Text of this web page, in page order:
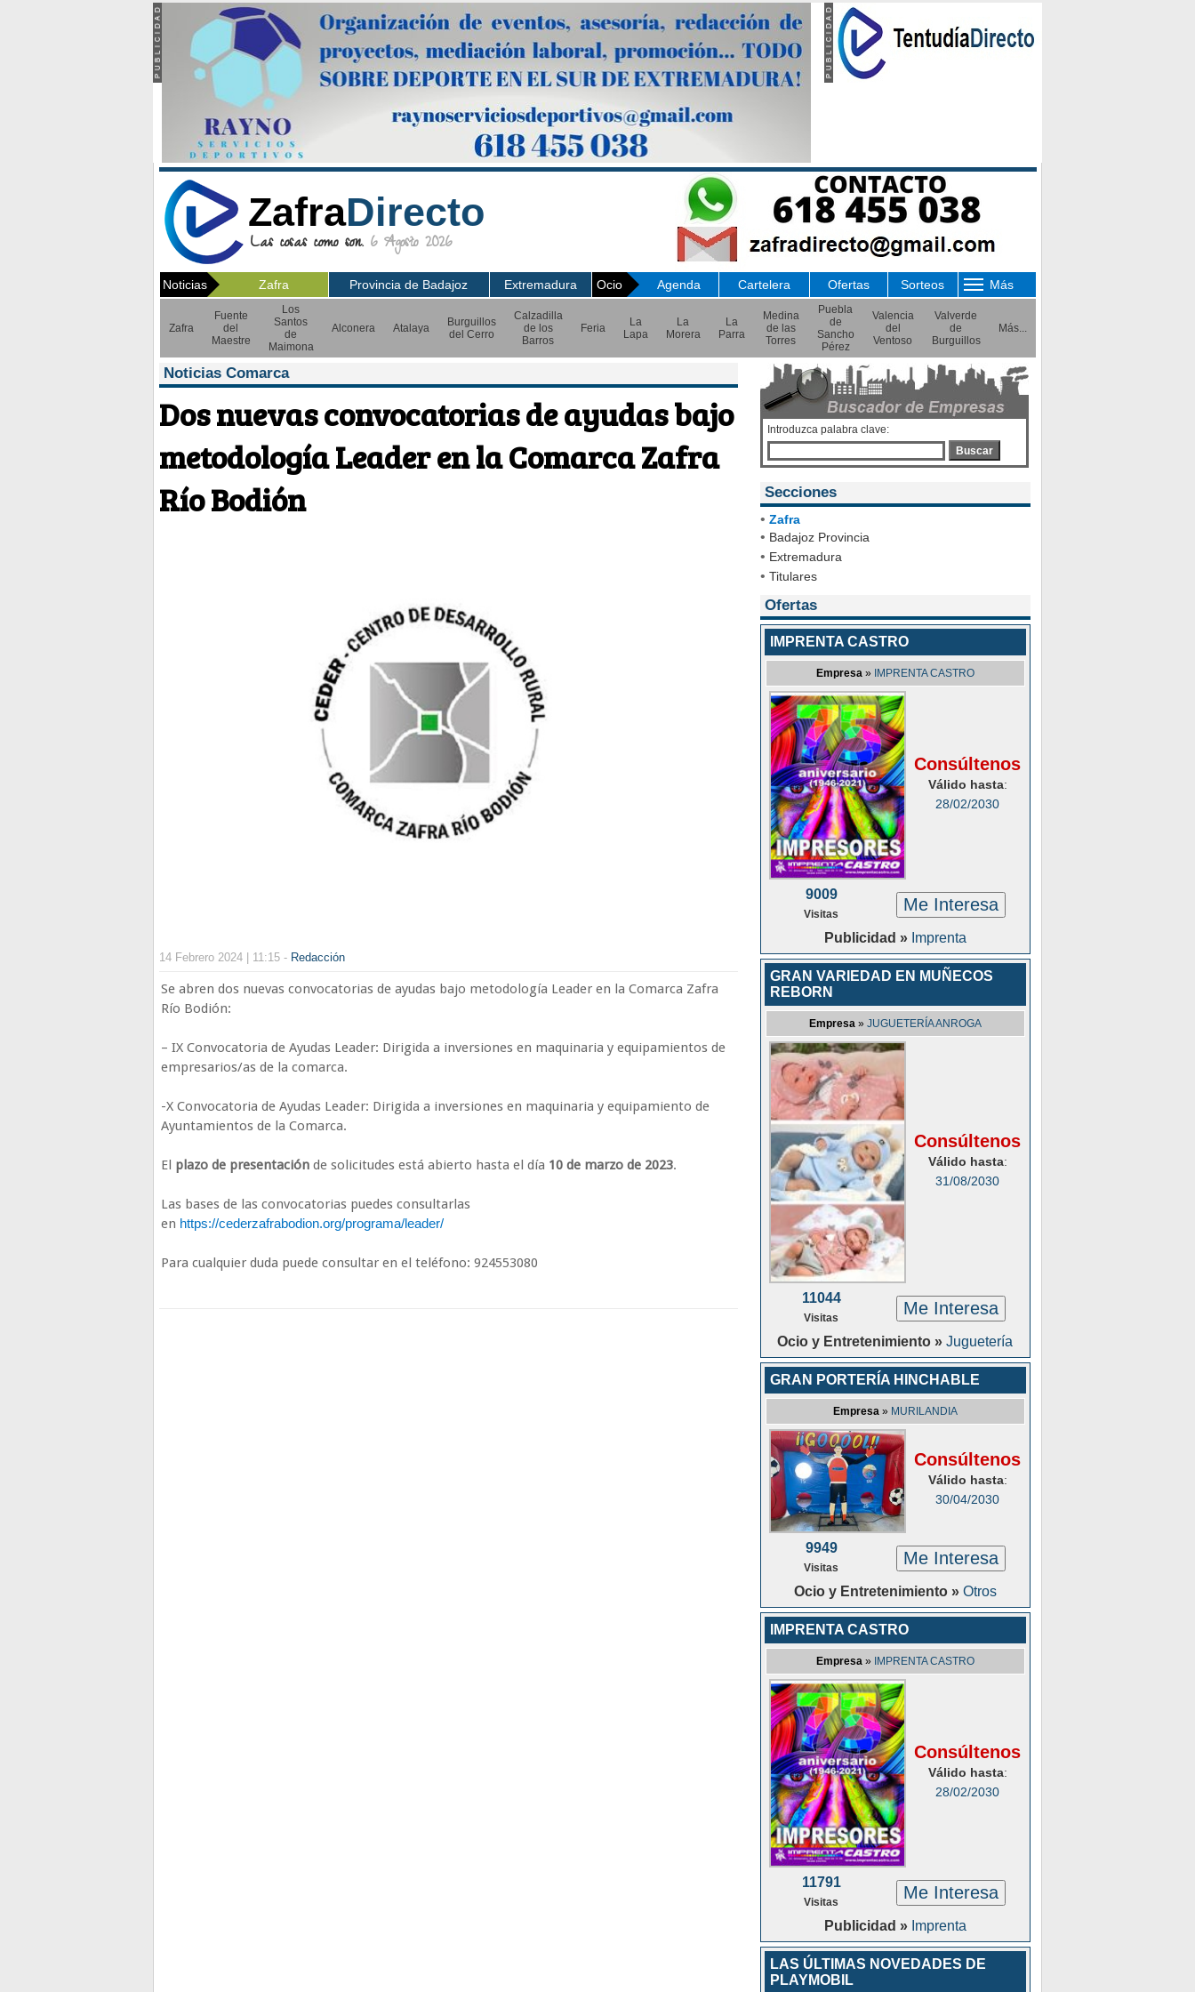
ZafraDirecto
Las cosas como son.6 Agosto 2026
Noticias Zafra Provincia de Badajoz Extremadura Ocio Agenda Cartelera Ofertas Sorteos Más
Zafra
Fuente
del
Maestre
Los
Santos
de
Maimona
Alconera Atalaya
Burguillos
del Cerro
Calzadilla
de los
Barros
Feria
La
Lapa
La
Morera
La
Parra
Medina
de las
Torres
Puebla
de
Sancho
Pérez
Valencia
del
Ventoso
Valverde
de
Burguillos
Más...
Noticias Comarca
Dos nuevas convocatorias de ayudas bajo
metodología Leader en la Comarca Zafra
Río Bodión
14 Febrero 2024 | 11:15 - Redacción
Se abren dos nuevas convocatorias de ayudas bajo metodología Leader en la Comarca Zafra
Río Bodión:
– IX Convocatoria de Ayudas Leader: Dirigida a inversiones en maquinaria y equipamientos de
empresarios/as de la comarca.
-X Convocatoria de Ayudas Leader: Dirigida a inversiones en maquinaria y equipamiento de
Ayuntamientos de la Comarca.
El plazo de presentaciónde solicitudes está abierto hasta el día 10 de marzo de 2023.
Las bases de las convocatorias puedes consultarlas
en https://cederzafrabodion.org/programa/leader/
Para cualquier duda puede consultar en el teléfono: 924553080
Introduzca palabra clave:
Buscar
Secciones
• Zafra
• Badajoz Provincia
• Extremadura
• Titulares
Ofertas
IMPRENTA CASTRO
Empresa» IMPRENTA CASTRO
Consúltenos
Válido hasta:
28/02/2030
9009
Visitas Me Interesa
Publicidad » Imprenta
GRAN VARIEDAD EN MUÑECOS
REBORN
Empresa» JUGUETERÍA ANROGA
Consúltenos
Válido hasta:
31/08/2030
11044
Visitas Me Interesa
Ocio y Entretenimiento » Juguetería
GRAN PORTERÍA HINCHABLE
Empresa» MURILANDIA
Consúltenos
Válido hasta:
30/04/2030
9949
Visitas Me Interesa
Ocio y Entretenimiento » Otros
IMPRENTA CASTRO
Empresa» IMPRENTA CASTRO
Consúltenos
Válido hasta:
28/02/2030
11791
Visitas Me Interesa
Publicidad » Imprenta
LAS ÚLTIMAS NOVEDADES DE
PLAYMOBIL